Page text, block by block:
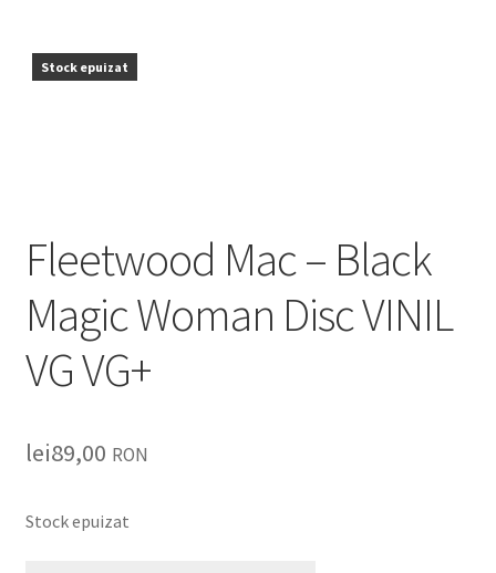
Oferta lunii
Contul meu
Blog
Stock epuizat
Fleetwood Mac – Black
Magic Woman Disc VINIL
VG VG+
lei89,00 RON
Stock epuizat